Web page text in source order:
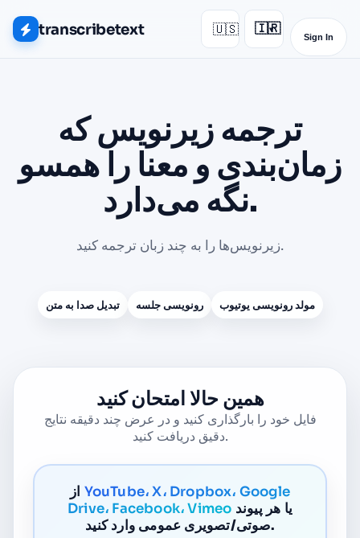
transcribetext 🇺🇸 🇮🇷
▾
Sign In
ترجمه زیرنویس که
زمان‌بندی و معنا را همسو
نگه می‌دارد.
زیرنویس‌ها را به چند زبان ترجمه کنید.
تبدیل صدا به متن رونویسی جلسه مولد رونویسی یوتیوب
همین حالا امتحان کنید
فایل خود را بارگذاری کنید و در عرض چند دقیقه نتایج
دقیق دریافت کنید.
YouTube، X، Dropbox، Google
Drive، Facebook، Vimeo
صوتی/تصویری عمومی وارد کنید.